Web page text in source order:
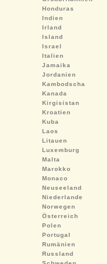
Honduras
Indien
Irland
Island
Israel
Italien
Jamaika
Jordanien
Kambodscha
Kanada
Kirgisistan
Kroatien
Kuba
Laos
Litauen
Luxemburg
Malta
Marokko
Monaco
Neuseeland
Niederlande
Norwegen
Österreich
Polen
Portugal
Rumänien
Russland